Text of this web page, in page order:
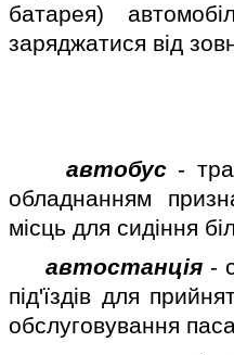
батарея)
заряджатися вiд
автобус-
обладнанням
мiсць для сидiння
автостанцiя -
пiд'їздiв для
обслуговування